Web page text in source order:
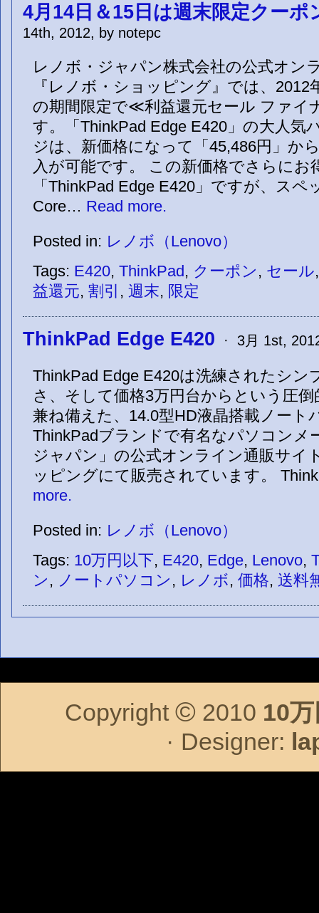
4月14日＆15日は週末限定クーポ
14th, 2012, by notepc
レノボ・ジャパン株式会社の公式オン
『レノボ・ショッピング』では、2012
の期間限定で≪利益還元セール ファイ
す。「ThinkPad Edge E420」の大人気
ジは、新価格になって「45,486円」か
入が可能です。 この新価格でさらにお
「ThinkPad Edge E420」ですが、ス
Core… Read more.
Posted in: レノボ（Lenovo）
Tags: E420, ThinkPad , クーポン , セール
益還元, 割引 , 週末, 限定
ThinkPad Edge E420 · 3月 1st,
ThinkPad Edge E420は洗練されたシン
さ、そして価格3万円台からという圧
兼ね備えた、14.0型HD液晶搭載ノート
ThinkPadブランドで有名なパソコンメ
ジャパン」の公式オンライン通販サイ
ッピングにて販売されています。
more.
Posted in: レノボ（Lenovo）
Tags: 10万円以下, E420, Edge, Lenovo,
ン , ノートパソコン , レノボ, 価格, 送料
Copyright © 2010 10
· Designer: